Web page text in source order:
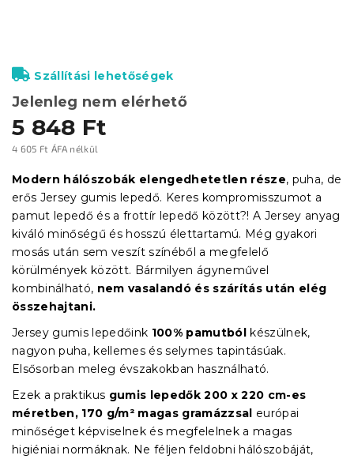
5 848 Ft
4 605 Ft ÁFA nélkül
Jelenleg nem elérhető
Szállítási lehetőségek
Modern hálószobák elengedhetetlen része, puha, de
erős Jersey gumis lepedő. Keres kompromisszumot a
pamut lepedő és a frottír lepedő között?! A Jersey anyag
kiváló minőségű és hosszú élettartamú. Még gyakori
mosás után sem veszít színéből a megfelelő
körülmények között. Bármilyen ágyneművel
kombinálható, nem vasalandó és szárítás után elég
összehajtani.
Jersey gumis lepedőink 100% pamutból készülnek,
nagyon puha, kellemes és selymes tapintásúak.
Elsősorban meleg évszakokban használható.
Ezek a praktikus gumis lepedők 200 x 220 cm-es
méretben, 170 g/m² magas gramázzsal európai
minőséget képviselnek és megfelelnek a magas
higiéniai normáknak. Ne féljen feldobni hálószobáját,